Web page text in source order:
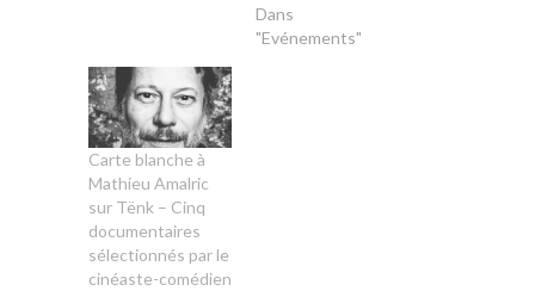
Dans
"Evénements"
Carte blanche à
Mathieu Amalric
sur Tënk – Cinq
documentaires
sélectionnés par le
cinéaste-comédien